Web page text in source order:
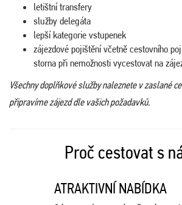
letištní transfery
služby delegáta
lepší kategorie vstupenek
zájezdové pojištění včetně cestovního
storna při nemožnosti vycestovat na
Všechny doplňkové služby naleznete v zaslané
připravíme zájezd dle vašich požadavků.
Proč cestovat s
ATRAKTIVNÍ NABÍDKA